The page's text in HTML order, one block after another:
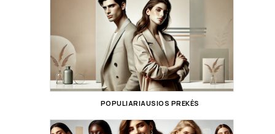
POPULIARIAUSIOS PREKĖS